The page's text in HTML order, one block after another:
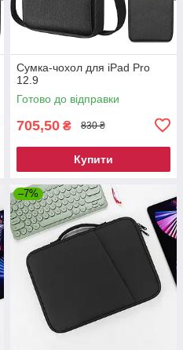
Сумка-чохол для iPad Pro
12.9
Готово до відправки
705,50 ₴ 830 ₴
Купити
–7%